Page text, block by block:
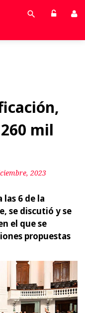
mil
2023
las 6 de la
se discutió y se
el que se
propuestas